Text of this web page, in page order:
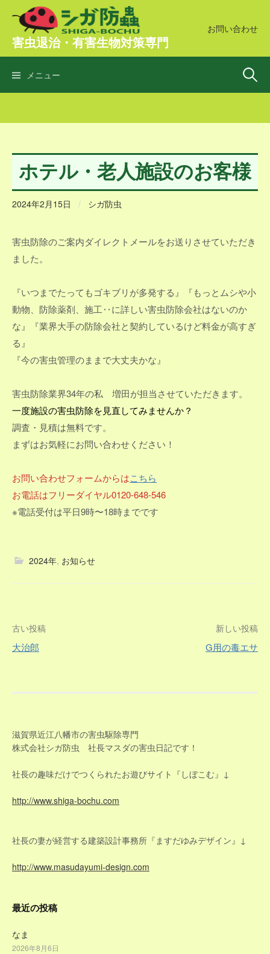
ン
へ
キ
害虫退治・有害生物対策専門
お問い合わせ
メニュー 検
ホテル・老人施設のお客様
2024年2月15日 / シガ防虫
害虫防除のご案内ダイレクトメールをお送りさせていただき
ました。
『いつまでたってもゴキブリが多発する』『もっとムシや小
動物、防除薬剤、施工‥に詳しい害虫防除会社はないのか
な』『業界大手の防除会社と契約しているけど料金が高すぎ
る』
『今の害虫管理のままで大丈夫かな』
害虫防除業界34年の私 増田が担当させていただきます。
一度施設の害虫防除を見直してみませんか？
調査・見積は無料です。
まずはお気軽にお問い合わせください！
お問い合わせフォームからはこちら
お電話はフリーダイヤル0120-648-546
※電話受付は平日9時〜18時までです
2024年, お知らせ
投
稿
ゲ
ー
シ
ョ
ン
古い投稿
大治郎
新しい投稿
G用の毒エサ
滋賀県近江八幡市の害虫駆除専門
株式会社シガ防虫 社長マスダの害虫日記です！
社長の趣味だけでつくられたお遊びサイト『しぼこむ』↓
http://www.shiga-bochu.com
社長の妻が経営する建築設計事務所『ますだゆみデザイン』↓
http://www.masudayumi-design.com
最近の投稿
なま
2026年8月6日